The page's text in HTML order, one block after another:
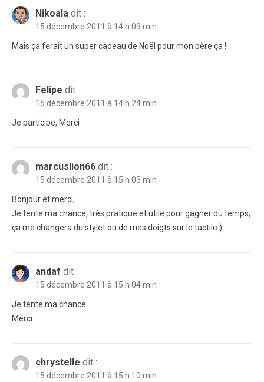
Nikoala dit :
15 décembre 2011 à 14 h 09 min
Mais ça ferait un super cadeau de Noël pour mon père ça !
Felipe dit :
15 décembre 2011 à 14 h 24 min
Je participe, Merci
marcuslion66 dit :
15 décembre 2011 à 15 h 03 min
Bonjour et merci,
Je tente ma chance, très pratique et utile pour gagner du temps,
ça me changera du stylet ou de mes doigts sur le tactile:)
andaf dit :
15 décembre 2011 à 15 h 04 min
Je tente ma chance.
Merci.
chrystelle dit :
15 décembre 2011 à 15 h 10 min